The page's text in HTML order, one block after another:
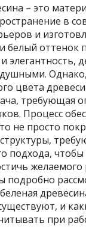
– это
в
и
белый оттенок
элегантность,
цвета
требующая
Процесс
не просто
подхода,
желаемого
подробно
и
при